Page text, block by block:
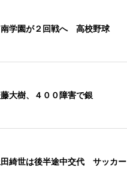
南学園が２回戦へ 高校野球
大樹、４００障害で銀
田綺世は後半途中交代 サッカー